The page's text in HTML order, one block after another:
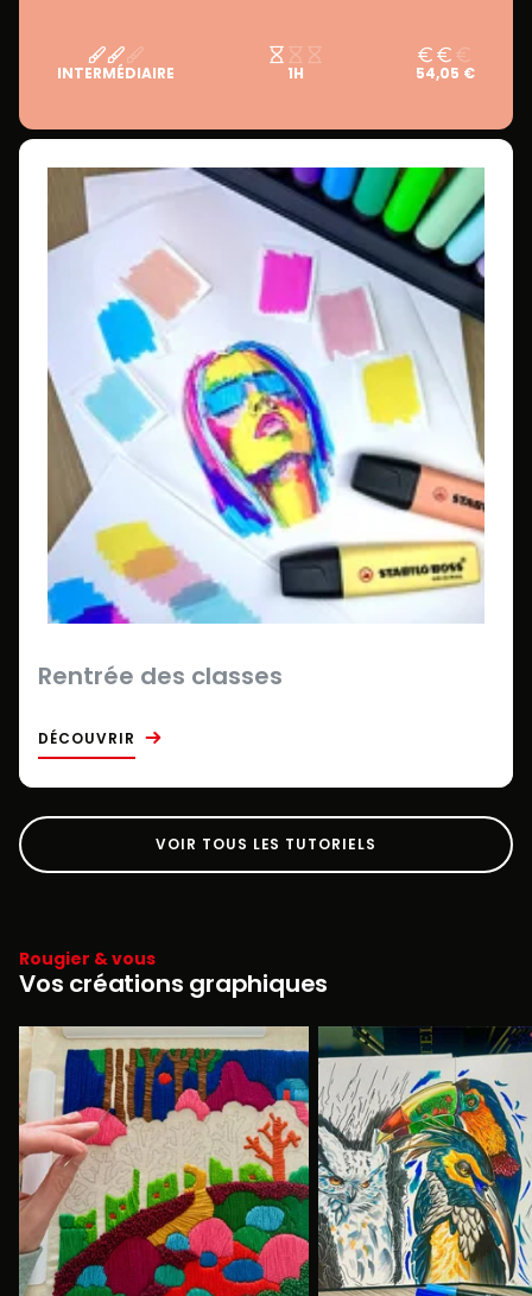
INTERMÉDIAIRE 1H 54,05 €
Rentrée des classes
DÉCOUVRIR
VOIR TOUS LES TUTORIELS
Rougier & vous
Vos créations graphiques